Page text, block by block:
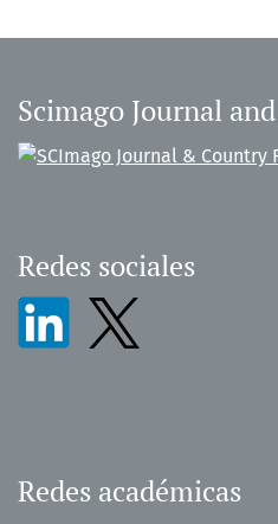
Scimago Journal
Redes sociales
Redes académicas